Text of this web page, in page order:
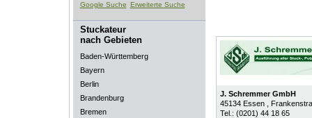
Google Suche Erweiterte Suche
Stuckateur
nach Gebieten
Baden-Württemberg
Bayern
Berlin
Brandenburg
Bremen
J. Schremmer GmbH
45134 Essen
,
Tel.: (0201) 44 18 65